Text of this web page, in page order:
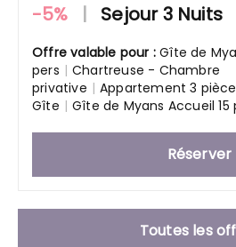
-5% | Sejour 3 Nuits
Offre valable pour :Gîte de
pers | Chartreuse - Chambre
privative | Appartement 3
Gîte | Gîte de Myans Accueil 15
Réserver
Toutes les